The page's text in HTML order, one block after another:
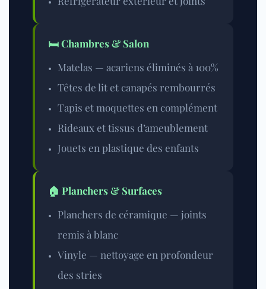
🛏️ Chambres & Salon
Matelas — acariens éliminés à 100%
Têtes de lit et canapés rembourrés
Tapis et moquettes en complément
Rideaux et tissus d’ameublement
Jouets en plastique des enfants
🏠 Planchers & Surfaces
Planchers de céramique — joints
remis à blanc
Vinyle — nettoyage en profondeur
des stries